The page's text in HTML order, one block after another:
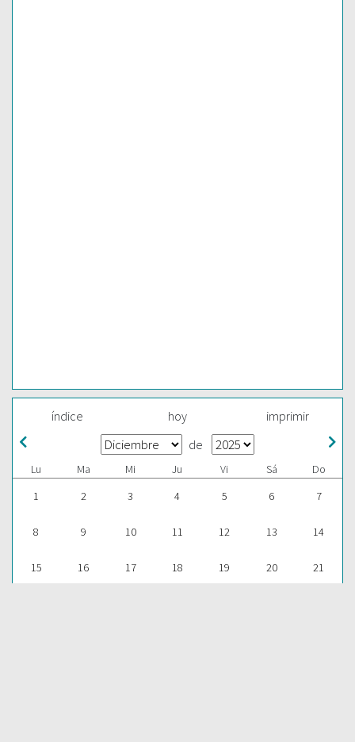
índice hoy imprimir
de
Lu Ma Mi Ju Vi Sá
Do
1
2 3 4 5 6 7
8 9 10 11 12 13 14
15 16 17 18 19 20 21